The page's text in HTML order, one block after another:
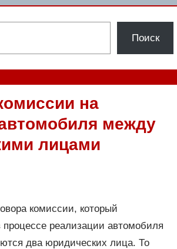
Поиск
на
между
лицами
комиссии, который
процессе реализации автомобиля
два юридических лица. То